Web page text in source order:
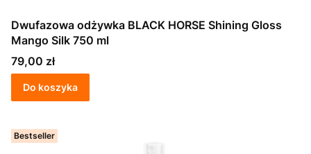
Dwufazowa odżywka BLACK HORSE Shining Gloss
Mango Silk 750 ml
Cena
79,00 zł
Do koszyka
Bestseller